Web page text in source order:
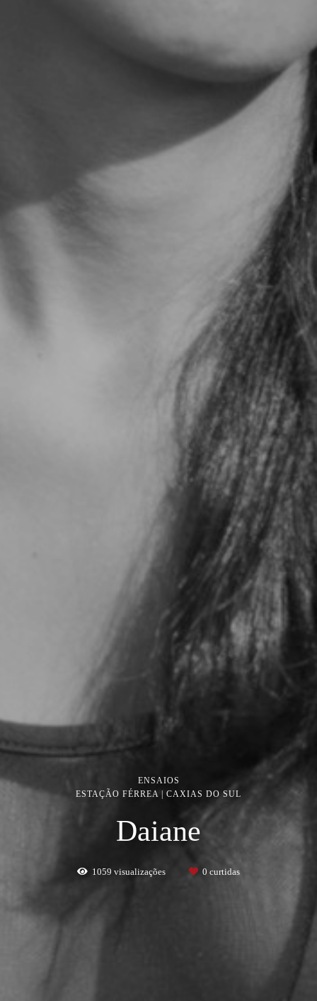
ENSAIOS
ESTAÇÃO FÉRREA | CAXIAS DO SUL
Daiane
1059 visualizações 0 curtidas